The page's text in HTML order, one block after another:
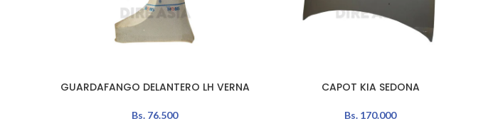
AÑADIR AL CARRITO
GUARDAFANGO DELANTERO LH VERNA
Bs. 76.500
AÑADIR AL CARRITOCAPOT KIA SEDONA
Bs. 170.000